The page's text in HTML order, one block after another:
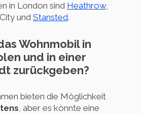
in London sind Heathrow,
undStansted.
Wohnmobil in
und in einer
zurückgeben?
bieten die Möglichkeit
, aber es könnte eine